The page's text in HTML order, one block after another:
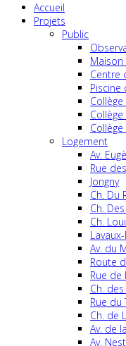
Accueil
Projets
Public
Maison
Centre
Piscine
Logement
Av.
Rue
Jongny
Ch. Du
Ch.
Ch.
Av. du
Route
Rue de
Ch.
Rue du
Ch. de
Av. de
Av.